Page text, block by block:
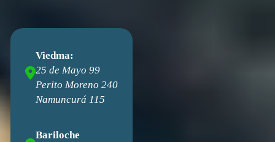
Viedma:
25 de Mayo 99
Perito Moreno 240
Namuncurá 115
Bariloche